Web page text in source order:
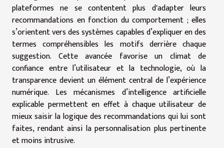
plateformes ne se contentent plus d'adapter leurs
recommandations en fonction du comportement ; elles
s’orientent vers des systèmes capables d’expliquer en des
termes compréhensibles les motifs derrière chaque
suggestion. Cette avancée favorise un climat de
confiance entre l’utilisateur et la technologie, où la
transparence devient un élément central de l’expérience
numérique. Les mécanismes d’intelligence artificielle
explicable permettent en effet à chaque utilisateur de
mieux saisir la logique des recommandations qui lui sont
faites, rendant ainsi la personnalisation plus pertinente
et moins intrusive.